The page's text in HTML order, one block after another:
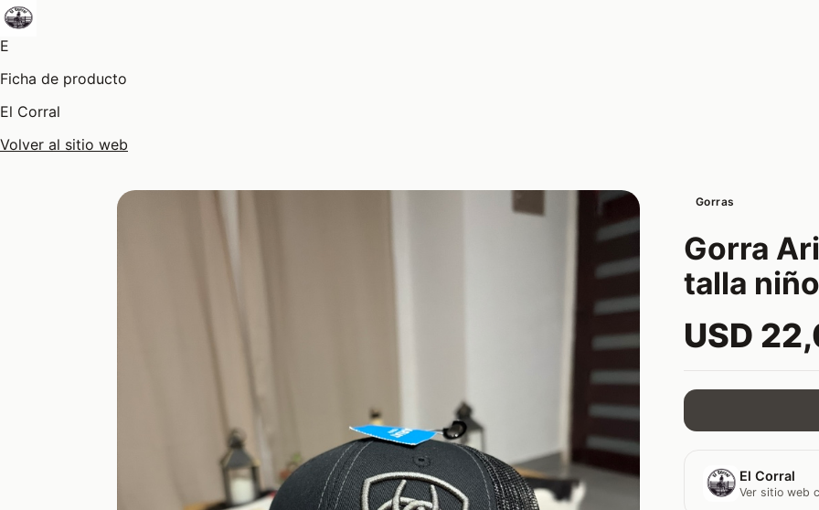
E
Ficha de producto
El Corral
Volver al sitio web
Gorras
Gorra
talla niño
USD
El Corral
Ver sitio web